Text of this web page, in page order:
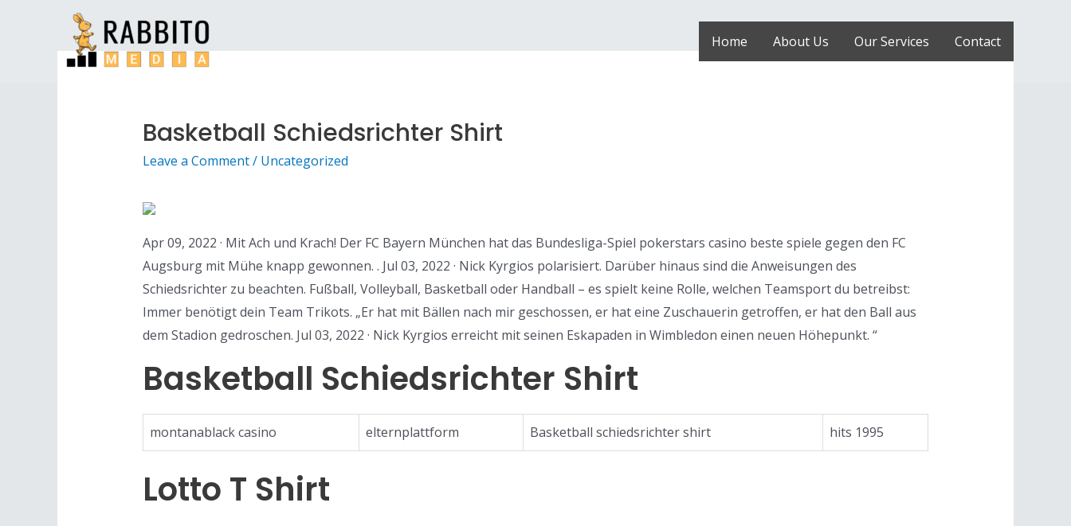
Home About Us Our Services Contact
Basketball Schiedsrichter Shirt
Leave a Comment/ Uncategorized
Apr 09, 2022 · Mit Ach und Krach! Der FC Bayern München hat das Bundesliga-Spiel pokerstars casino beste spiele gegen den FC
Augsburg mit Mühe knapp gewonnen. . Jul 03, 2022 · Nick Kyrgios polarisiert. Darüber hinaus sind die Anweisungen des
Schiedsrichter zu beachten. Fußball, Volleyball, Basketball oder Handball – es spielt keine Rolle, welchen Teamsport du betreibst:
Immer benötigt dein Team Trikots. „Er hat mit Bällen nach mir geschossen, er hat eine Zuschauerin getroffen, er hat den Ball aus
dem Stadion gedroschen. Jul 03, 2022 · Nick Kyrgios erreicht mit seinen Eskapaden in Wimbledon einen neuen Höhepunkt. “
Basketball Schiedsrichter Shirt
montanablack casino elternplattform Basketball schiedsrichter shirt hits 1995
Lotto T Shirt